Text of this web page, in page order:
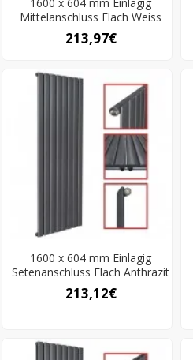
Mittelanschluss Flach Weiss
213,97€
1600 x 604 mm Einlagig
Setenanschluss Flach Anthrazit
213,12€